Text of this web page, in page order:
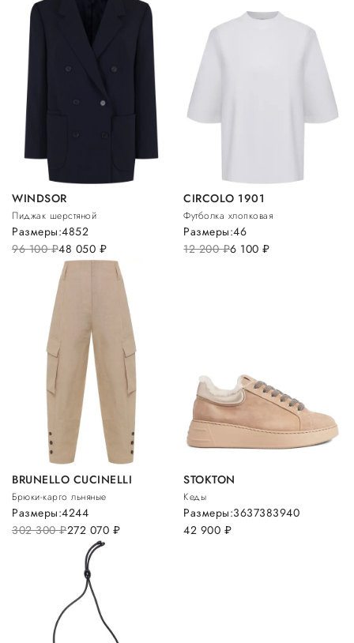
WINDSOR
Пиджак шерстяной
96 100руб.48 050 руб.
Размеры:4852
CIRCOLO 1901
Футболка хлопковая
12 200руб.6 100руб.
Размеры:46
BRUNELLO CUCINELLI
Брюки-карго льняные
302 300руб.272 070 руб.
Размеры:4244
STOKTON
Кеды
42 900 руб.
Размеры:3637383940